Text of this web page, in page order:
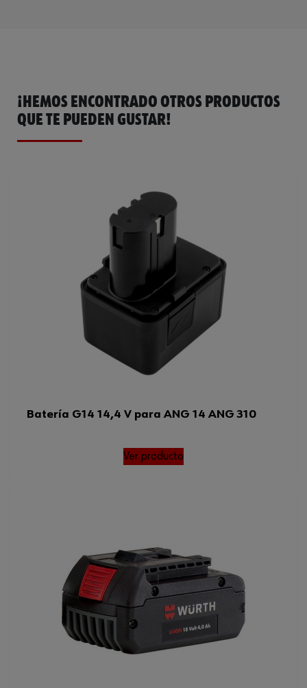
¡HEMOS ENCONTRADO OTROS PRODUCTOS
QUE TE PUEDEN GUSTAR!
Batería G14 14,4 V para ANG 14 ANG 310
Ver producto